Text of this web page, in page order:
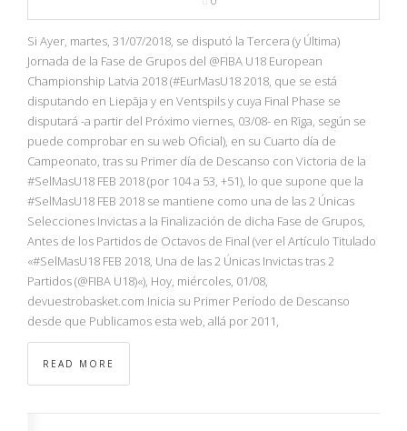
Si Ayer, martes, 31/07/2018, se disputó la Tercera (y Última)
Jornada de la Fase de Grupos del @FIBA U18 European
Championship Latvia 2018 (#EurMasU18 2018, que se está
disputando en Liepāja y en Ventspils y cuya Final Phase se
disputará -a partir del Próximo viernes, 03/08- en Rīga, según se
puede comprobar en su web Oficial), en su Cuarto día de
Campeonato, tras su Primer día de Descanso con Victoria de la
#SelMasU18 FEB 2018 (por 104 a 53, +51), lo que supone que la
#SelMasU18 FEB 2018 se mantiene como una de las 2 Únicas
Selecciones Invictas a la Finalización de dicha Fase de Grupos,
Antes de los Partidos de Octavos de Final (ver el Artículo Titulado
«#SelMasU18 FEB 2018, Una de las 2 Únicas Invictas tras 2
Partidos (@FIBA U18)«), Hoy, miércoles, 01/08,
devuestrobasket.com Inicia su Primer Período de Descanso
desde que Publicamos esta web, allá por 2011,
READ MORE